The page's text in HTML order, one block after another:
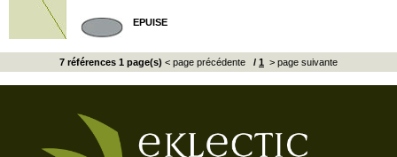
EPUISE
7 références 1 page(s) < page précédente / 1 > page suivante